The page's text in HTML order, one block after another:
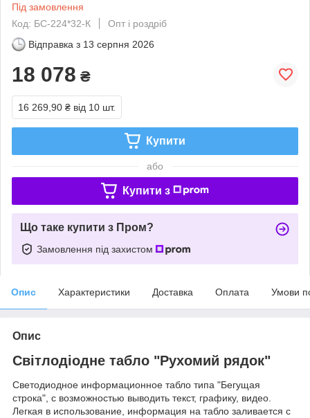
Під замовлення
Код: БС-224*32-К
Опт і роздріб
Відправка з 13 серпня 2026
18 078 ₴
16 269,90 ₴ від 10 шт.
Купити
або
Купити з
Що таке купити з Пром?
Замовлення під захистом
Опис Характеристики Доставка Оплата Умови
Опис
Світлодіодне табло "Рухомий рядок"
Светодиодное информационное табло типа "Бегущая
строка", с возможностью выводить текст, графику, видео.
Легкая в использование, информация на табло заливается с